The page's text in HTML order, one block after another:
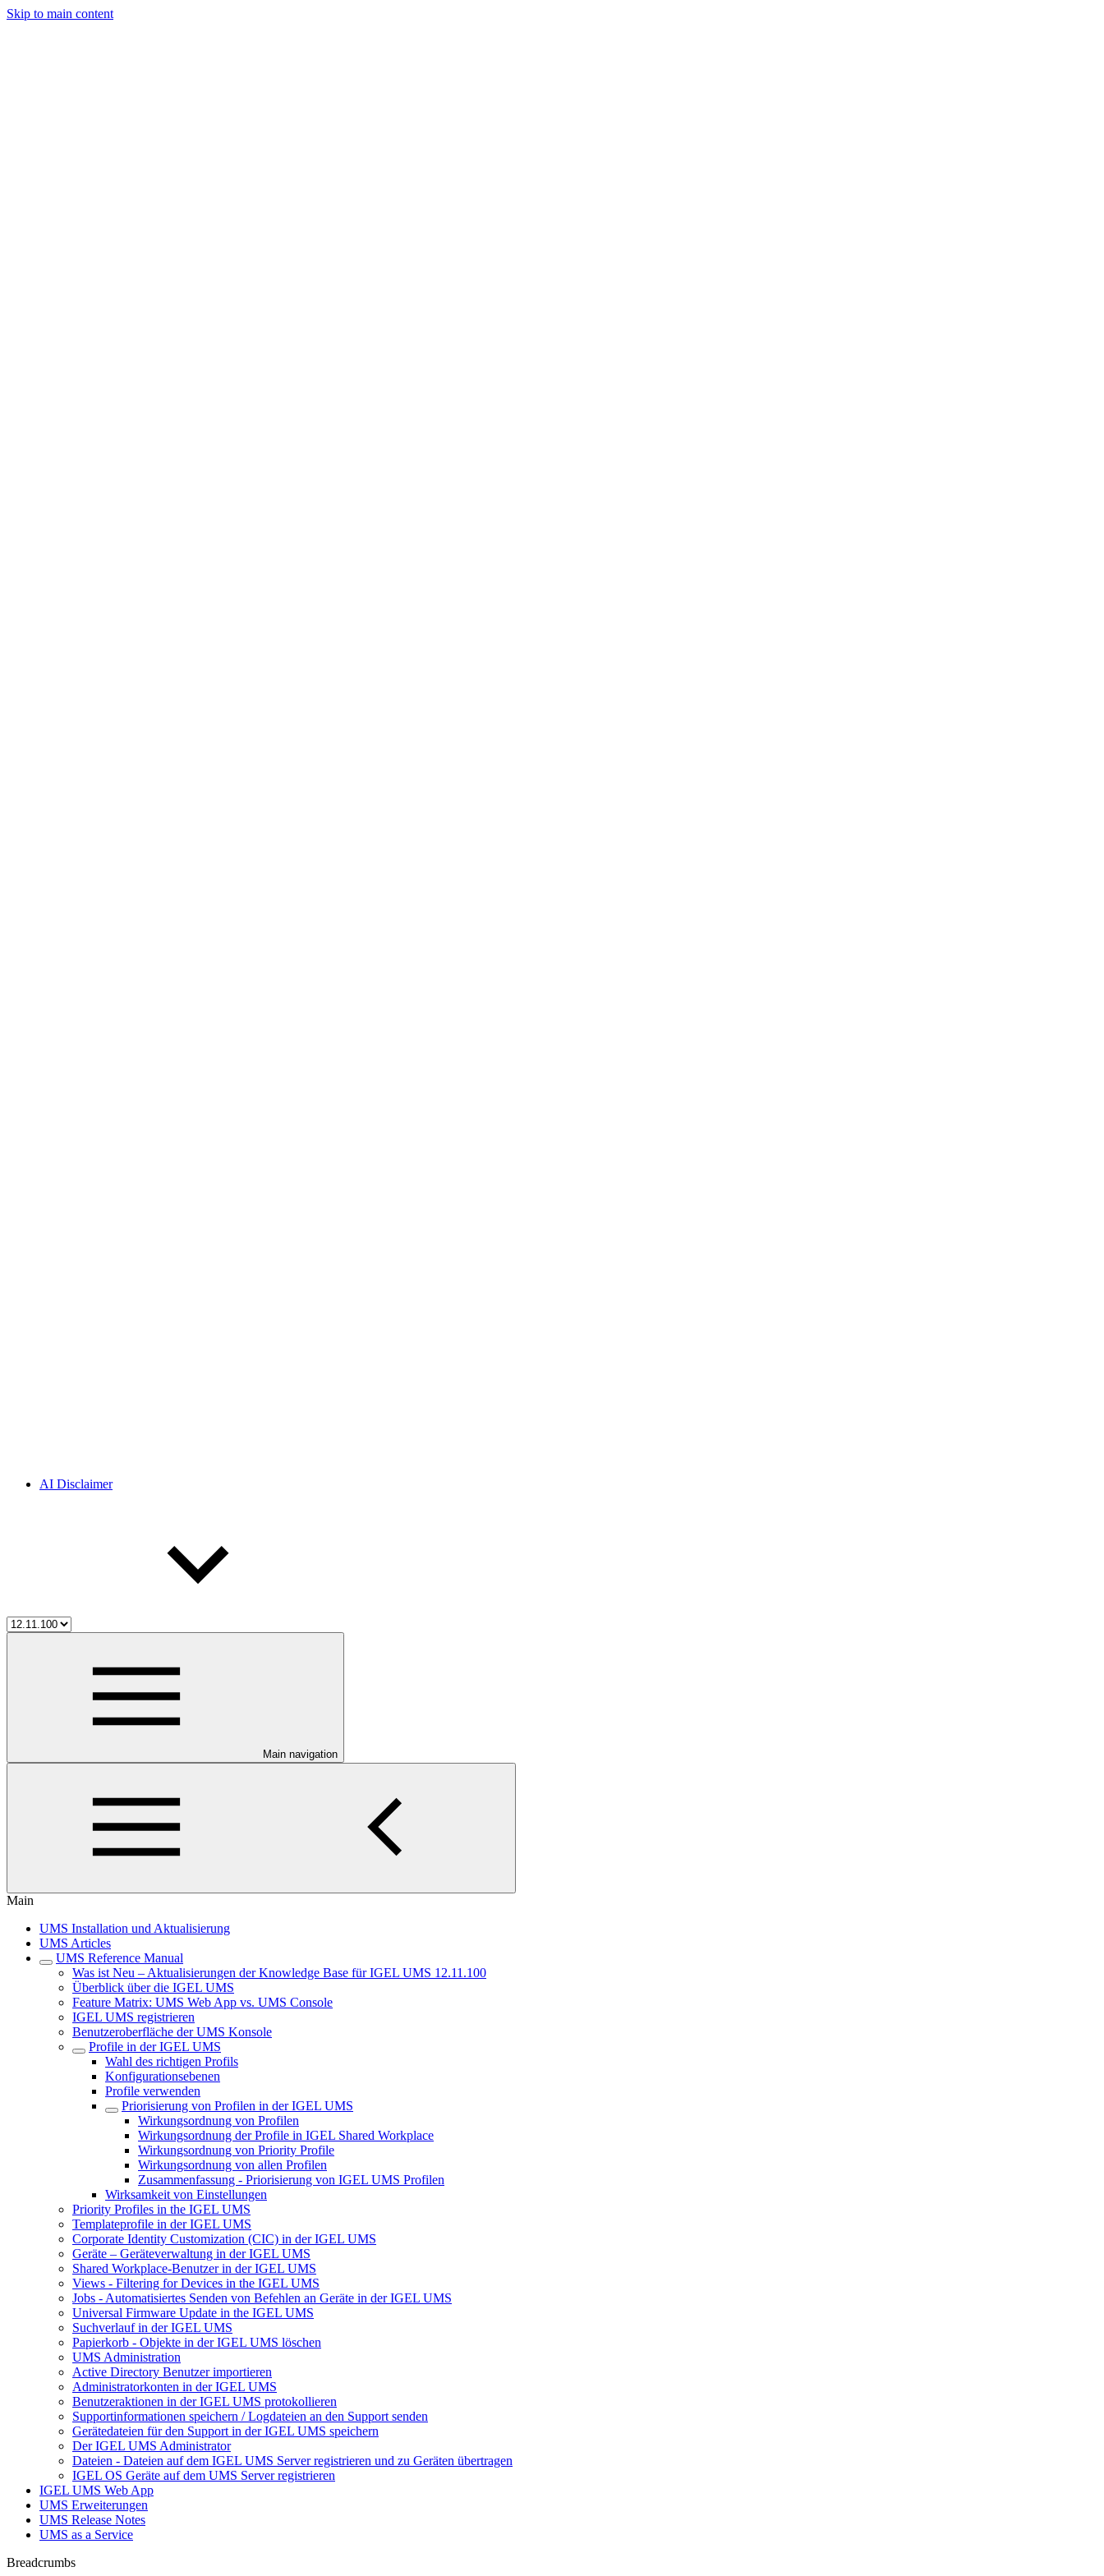
Skip to main content
AI Disclaimer
Main navigation
Main
UMS Installation und Aktualisierung
UMS Articles
UMS Reference Manual
Was ist Neu – Aktualisierungen der Knowledge Base für IGEL UMS 12.11.100
Überblick über die IGEL UMS
Feature Matrix: UMS Web App vs. UMS Console
IGEL UMS registrieren
Benutzeroberfläche der UMS Konsole
Profile in der IGEL UMS
Wahl des richtigen Profils
Konfigurationsebenen
Profile verwenden
Priorisierung von Profilen in der IGEL UMS
Wirkungsordnung von Profilen
Wirkungsordnung der Profile in IGEL Shared Workplace
Wirkungsordnung von Priority Profile
Wirkungsordnung von allen Profilen
Zusammenfassung - Priorisierung von IGEL UMS Profilen
Wirksamkeit von Einstellungen
Priority Profiles in the IGEL UMS
Templateprofile in der IGEL UMS
Corporate Identity Customization (CIC) in der IGEL UMS
Geräte – Geräteverwaltung in der IGEL UMS
Shared Workplace-Benutzer in der IGEL UMS
Views - Filtering for Devices in the IGEL UMS
Jobs - Automatisiertes Senden von Befehlen an Geräte in der IGEL UMS
Universal Firmware Update in the IGEL UMS
Suchverlauf in der IGEL UMS
Papierkorb - Objekte in der IGEL UMS löschen
UMS Administration
Active Directory Benutzer importieren
Administratorkonten in der IGEL UMS
Benutzeraktionen in der IGEL UMS protokollieren
Supportinformationen speichern / Logdateien an den Support senden
Gerätedateien für den Support in der IGEL UMS speichern
Der IGEL UMS Administrator
Dateien - Dateien auf dem IGEL UMS Server registrieren und zu Geräten übertragen
IGEL OS Geräte auf dem UMS Server registrieren
IGEL UMS Web App
UMS Erweiterungen
UMS Release Notes
UMS as a Service
Breadcrumbs